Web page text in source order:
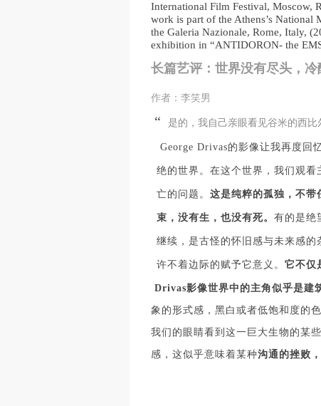
International Film Festival, Moscow,
work is part of the Athens’s National
the Galeria Nazionale, Rome, Italy,
exhibition in “ANTIDORON- the
长篇艺评： 世界没有尽头，
作者：李笑男
“ 是的，我自己亲眼看见谷米的西
George Drivas的影像让我再度回
绝的世界。在这个世界，我们观
亡的问题。 这是纯粹的孤独，不带
束，没有生，也没有死。 有的是绝
继续，是古怪的怀旧感与未来感
许不着边际的赋予它意义。 它不仅
Drivas影像世界中的主角似乎是建
象的形式感，黑白或者低饱和度的
我们的眼睛看到这一巨大生物的某
感，这似乎意味着某种沟通的挫败